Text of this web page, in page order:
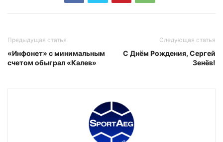
Предыдущая статья
«Инфонет» с минимальным
счетом обыграл «Калев»
Следующая статья
С Днём Рождения, Сергей
Зенёв!